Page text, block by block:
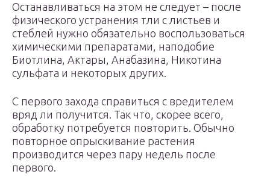
Останавливаться на этом не следует – после
физического устранения тли с листьев и
стеблей нужно обязательно воспользоваться
химическими препаратами, наподобие
Биотлина, Актары, Анабазина, Никотина
сульфата и некоторых других.
С первого захода справиться с вредителем
вряд ли получится. Так что, скорее всего,
обработку потребуется повторить. Обычно
повторное опрыскивание растения
производится через пару недель после
первого.